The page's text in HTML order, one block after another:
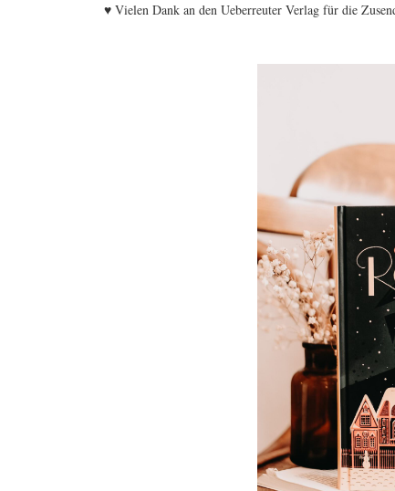
♥ Vielen Dank an den Ueberreuter Verlag für die